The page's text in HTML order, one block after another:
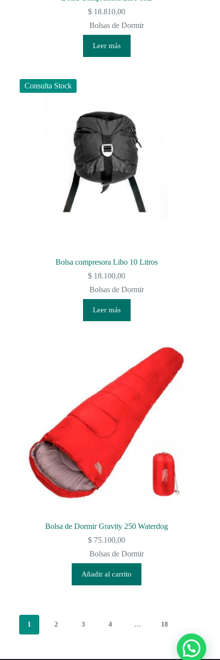
$ 18.810,00
Bolsas de Dormir
Leer más
Consulta Stock
Bolsa compresora Libo 10 Litros
$ 18.100,00
Bolsas de Dormir
Leer más
Bolsa de Dormir Gravity 250 Waterdog
$ 75.100,00
Bolsas de Dormir
Añadir al carrito
1 2 3 4 … 18